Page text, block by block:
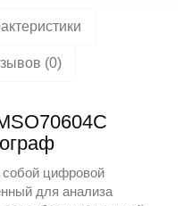
(0)
собой цифровой
для анализа